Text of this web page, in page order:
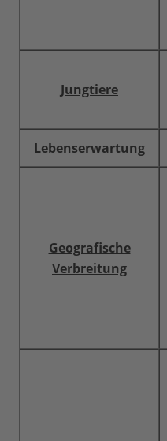
Jungtiere
Lebenserwartung
Geografische
Verbreitung